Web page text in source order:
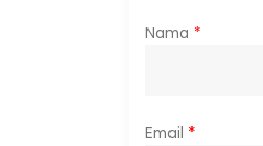
Nama *
Email *